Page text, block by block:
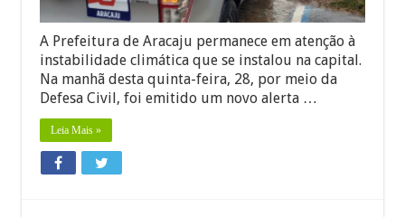
A Prefeitura de Aracaju permanece em atenção à
instabilidade climática que se instalou na capital.
Na manhã desta quinta-feira, 28, por meio da
Defesa Civil, foi emitido um novo alerta …
Leia Mais »